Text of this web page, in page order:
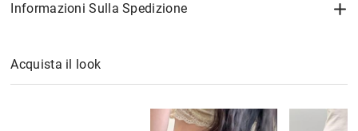
Informazioni Sulla Spedizione
Acquista il look